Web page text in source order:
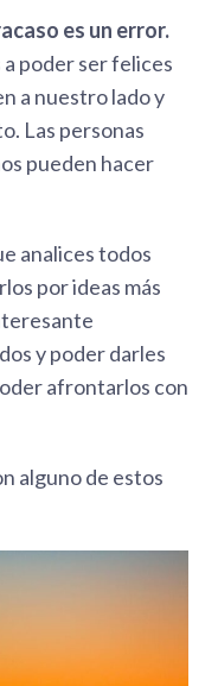
es un error.
poder ser felices
a nuestro lado y
Las personas
pueden hacer
analices todos
por ideas más
y poder darles
afrontarlos con
alguno de estos